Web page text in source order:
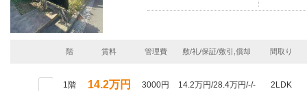
階 賃料 管理費 敷/礼/保証/敷引,償却 間取り
1階 14.2万円 3000円 14.2万円/28.4万円/-/- 2LDK